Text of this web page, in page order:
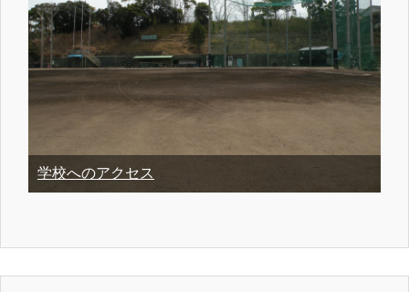
学校へのアクセス